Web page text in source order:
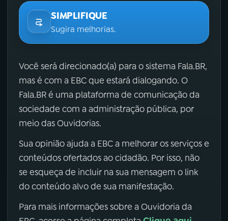
SIMPLIFIQUE
Sugira melhorias.
Você será direcionado(a) para o sistema Fala.BR,
mas é com a EBC que estará dialogando. O
Fala.BR é uma plataforma de comunicação da
sociedade com a administração pública, por
meio das Ouvidorias.
Sua opinião ajuda a EBC a melhorar os serviços e
conteúdos ofertados ao cidadão. Por isso, não
se esqueça de incluir na sua mensagem o link
do conteúdo alvo de sua manifestação.
Para mais informações sobre a Ouvidoria da